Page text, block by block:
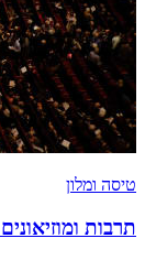
טיסה ומלון
תרבות